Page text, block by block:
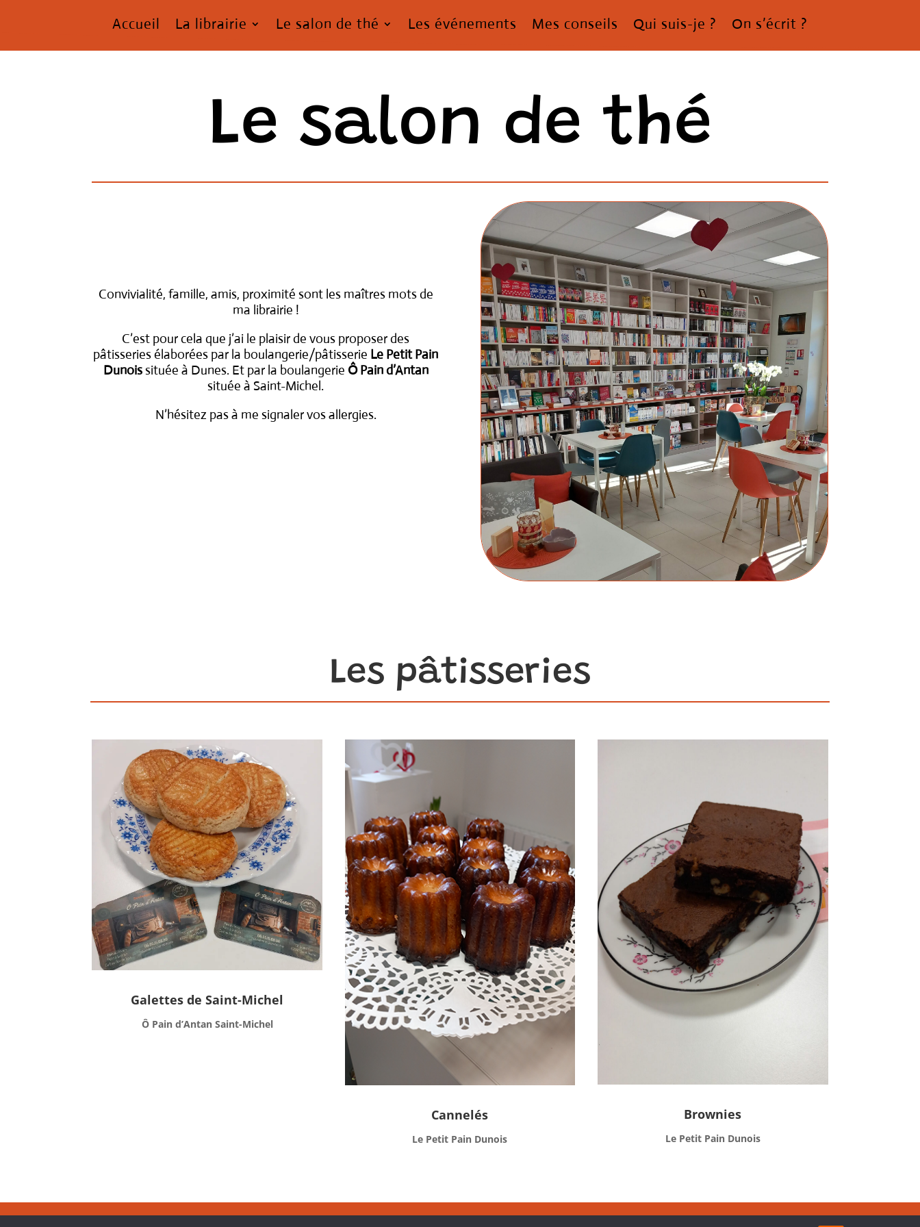
Accueil La librairie Le salon de thé Les événements Mes conseils Qui suis-je ? On s’écrit ?
Le salon de thé
Convivialité, famille, amis, proximité sont les maîtres mots de
ma librairie !
C’est pour cela que j’ai le plaisir de vous proposer des
pâtisseries élaborées par la boulangerie/pâtisserie Le Petit Pain
Dunoissituée à Dunes. Et par la boulangerie Ô Pain d’Antan
située à Saint-Michel.
N’hésitez pas à me signaler vos allergies.
Les pâtisseries
Galettes de Saint-Michel
Ô Pain d’Antan Saint-Michel
Cannelés
Le Petit Pain Dunois
Brownies
Le Petit Pain Dunois